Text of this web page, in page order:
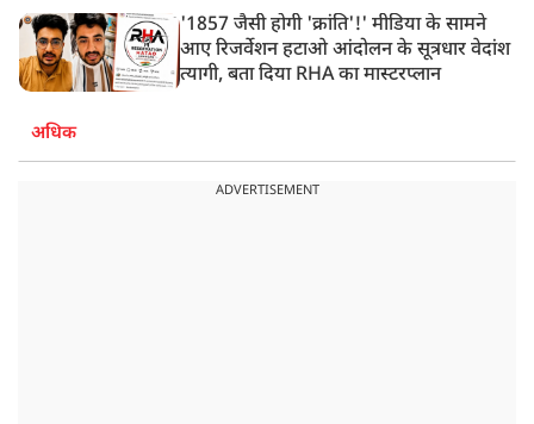
'1857 जैसी होगी 'क्रांति'!' मीडिया के सामने
आए रिजर्वेशन हटाओ आंदोलन के सूत्रधार वेदांश
त्यागी, बता दिया RHA का मास्टरप्लान
अधिक
ADVERTISEMENT